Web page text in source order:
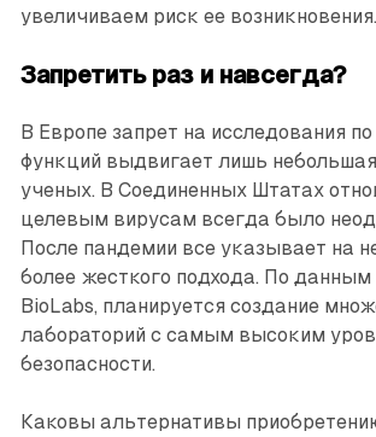
увеличиваем риск ее возникновения.
Запретить раз и навсегда?
В Европе запрет на исследования
функций выдвигает лишь
ученых. В Соединенных Штатах
целевым вирусам всегда было
После пандемии все указывает на
более жесткого подхода. По данным
BioLabs, планируется создание
лабораторий с самым высоким
безопасности.
Каковы альтернативы